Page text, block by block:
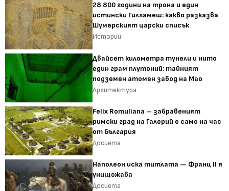
28 800 години на трона и един
истински Гилгамеш: какво разказва
Шумерският царски списък
Истории
Двайсет километра тунели и нито
един грам плутоний: тайният
подземен атомен завод на Мао
Архитектура
Felix Romuliana – забравеният
римски град на Галерий е само на час
от България
Досиета
Наполеон иска титлата — Франц II я
унищожава
Досиета